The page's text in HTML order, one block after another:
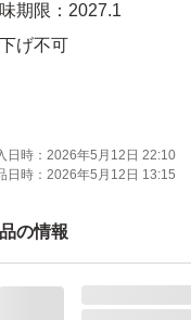
期限：2027.1
げ不可
のみ取り出して発送い
、画像3.4枚目の商品
な方は取引メッセー
日時： 2026年5月12日 22:10
日時： 2026年5月12日 13:15
の情報